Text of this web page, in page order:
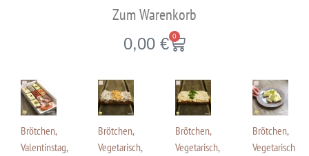
Zum Warenkorb
0,00 € 0
Brötchen,
Valentinstag,
Brötchen,
Vegetarisch,
Brötchen,
Vegetarisch,
Brötchen,
Vegetarisch